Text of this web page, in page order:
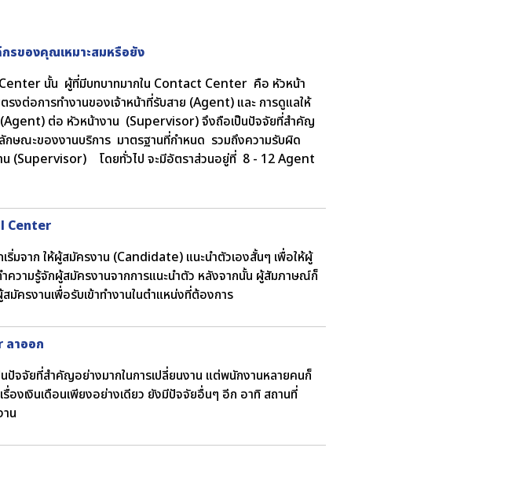
รของคุณเหมาะสมหรือยัง
นั้น ผู้ที่มีบทบาทมากใน Contact Center คือ หัวหน้า
งต่อการทำงานของเจ้าหน้าที่รับสาย (Agent) และ การดูแลให้
ต่อ หัวหน้างาน (Supervisor) จึงถือเป็นปัจจัยที่สำคัญ
ษณะของงานบริการ มาตรฐานที่กำหนด รวมถึงความรับผิด
น (Supervisor) โดยทั่วไป จะมีอัตราส่วนอยู่ที่ 8 - 12 Agent
Center
มจาก ให้ผู้สมัครงาน (Candidate) แนะนำตัวเองสั้นๆ เพื่อให้ผู้
ความรู้จักผู้สมัครงานจากการแนะนำตัว หลังจากนั้น ผู้สัมภาษณ์ก็
มัครงานเพื่อรับเข้าทำงานในตำแหน่งที่ต้องการ
ลาออก
ปัจจัยที่สำคัญอย่างมากในการเปลี่ยนงาน แต่พนักงานหลายคนก็
องเงินเดือนเพียงอย่างเดียว ยังมีปัจจัยอื่นๆ อีก อาทิ สถานที่
น